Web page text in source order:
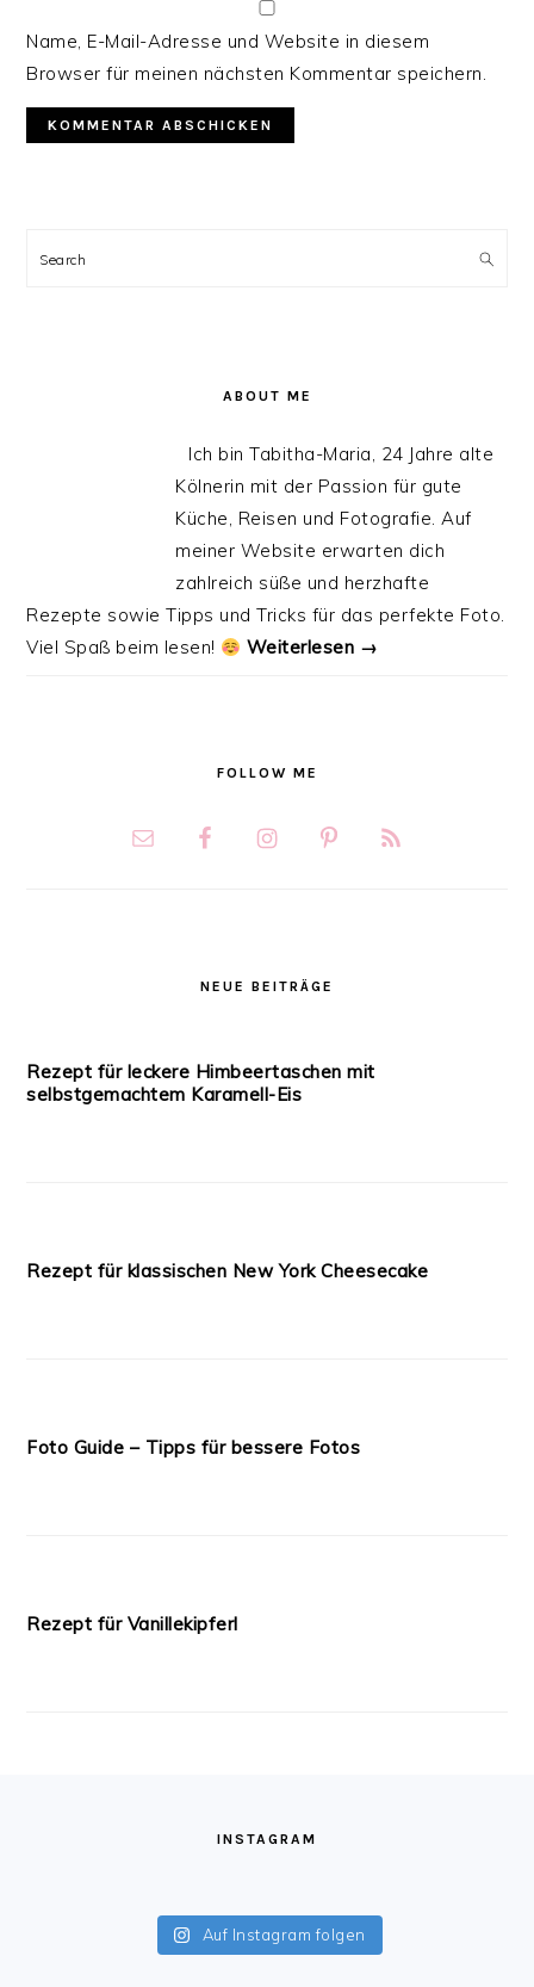
Name, E-Mail-Adresse und Website in diesem
Browser für meinen nächsten Kommentar speichern.
SIDEBAR
Search
ABOUT ME
Ich bin Tabitha-Maria, 24 Jahre alte
Kölnerin mit der Passion für gute
Küche, Reisen und Fotografie. Auf
meiner Website erwarten dich
zahlreich süße und herzhafte
Rezepte sowie Tipps und Tricks für das perfekte Foto.
Viel Spaß beim lesen!
Weiterlesen →
FOLLOW ME
NEUE BEITRÄGE
Foto Guide – Tipps für bessere Fotos